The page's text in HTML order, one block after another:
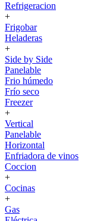
Refrigeracion
+
Frigobar
Heladeras
+
Side by Side
Panelable
Frio húmedo
Frío seco
Freezer
+
Vertical
Panelable
Horizontal
Enfriadora de vinos
Coccion
+
Cocinas
+
Gas